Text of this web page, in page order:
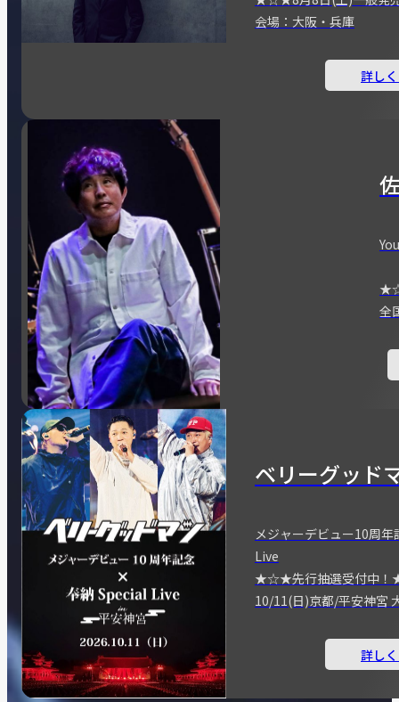
会場：大阪・兵庫
詳し
全
ベリーグッド
メジャーデビュー10周
Live
★☆★先行抽選受付中
10/11(日)京都/平安神宮
詳し